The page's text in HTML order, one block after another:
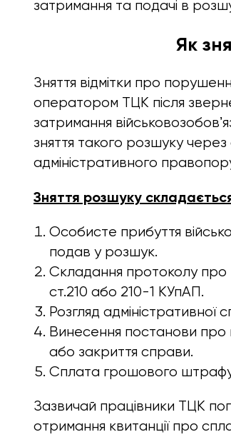
затримання та подачі в
Як
Зняття відмітки про
оператором ТЦК після
затримання
зняття такого розшуку
адміністративного
Зняття розшуку
Особисте прибуття
подав у розшук.
Складання протоколу про
ст.210 або 210-1 КУпАП.
Розгляд адміністративної
Винесення постанови про
або закриття справи.
Сплата грошового
Зазвичай працівники ТЦК
отримання квитанції про